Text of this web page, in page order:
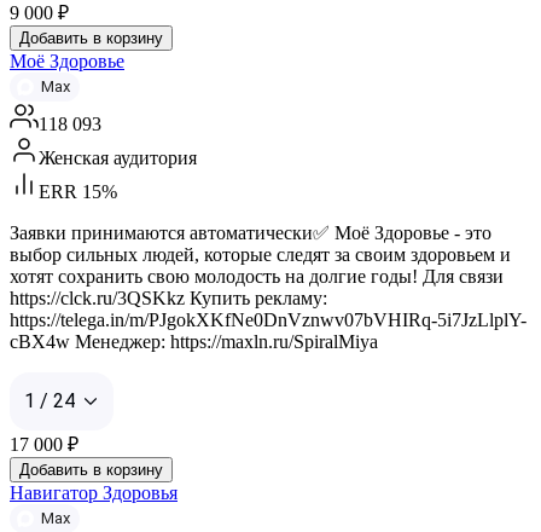
9 000 ₽
Добавить в корзину
Моё Здоровье
Max
118 093
Женская аудитория
ERR 15%
Заявки принимаются автоматически✅ Моё Здоровье - это
выбор сильных людей, которые следят за своим здоровьем и
хотят сохранить свою молодость на долгие годы! Для связи
https://clck.ru/3QSKkz Купить рекламу:
https://telega.in/m/PJgokXKfNe0DnVznwv07bVHIRq-5i7JzLlplY-
cBX4w Менеджер: https://maxln.ru/SpiralMiya
1 / 24
17 000 ₽
Добавить в корзину
Навигатор Здоровья
Max